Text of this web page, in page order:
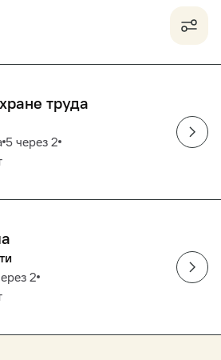
труда
5 через 2
2